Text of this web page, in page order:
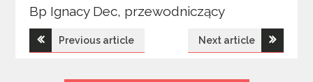
Bp Ignacy Dec, przewodniczący
Nawigacja
Previous article Next article